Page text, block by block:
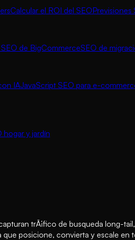
Calcular el ROI del SEO
de BigCommerceSEO de
IAJavaScript SEO para e-
hogar y jardín
trÃ¡fico de busqueda long-
posicione, convierta y escale en